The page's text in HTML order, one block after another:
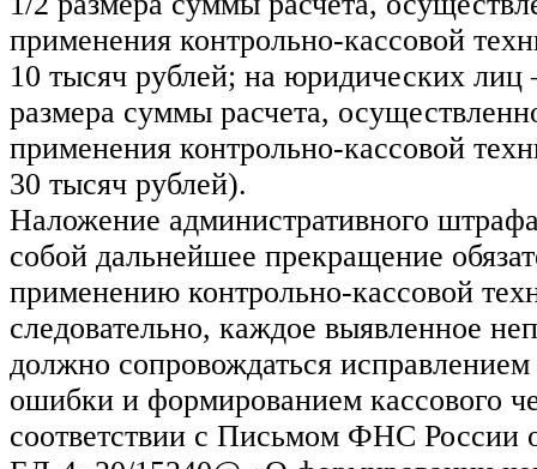
применения контрольно-кассовой
10 тысяч рублей; на юридических
размера суммы расчета,
применения контрольно-кассовой
30 тысяч рублей).
Наложение административного
собой дальнейшее прекращение
применению контрольно-кассовой
следовательно, каждое выявленное
должно сопровождаться
ошибки и формированием кассового
соответствии с Письмом ФНС России